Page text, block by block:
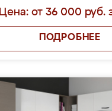
Цена: от 36 000 руб.
ПОДРОБНЕЕ